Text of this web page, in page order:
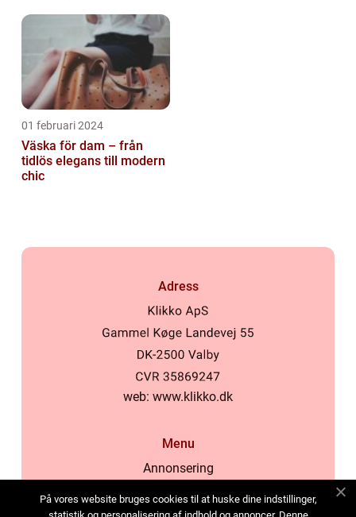
01 februari 2024
Väska för dam – från
tidlös elegans till modern
chic
Adress
web: www.klikko.dk
Menu
Annonsering
Cookies
På vores website bruges cookies til at huske dine indstillinger,